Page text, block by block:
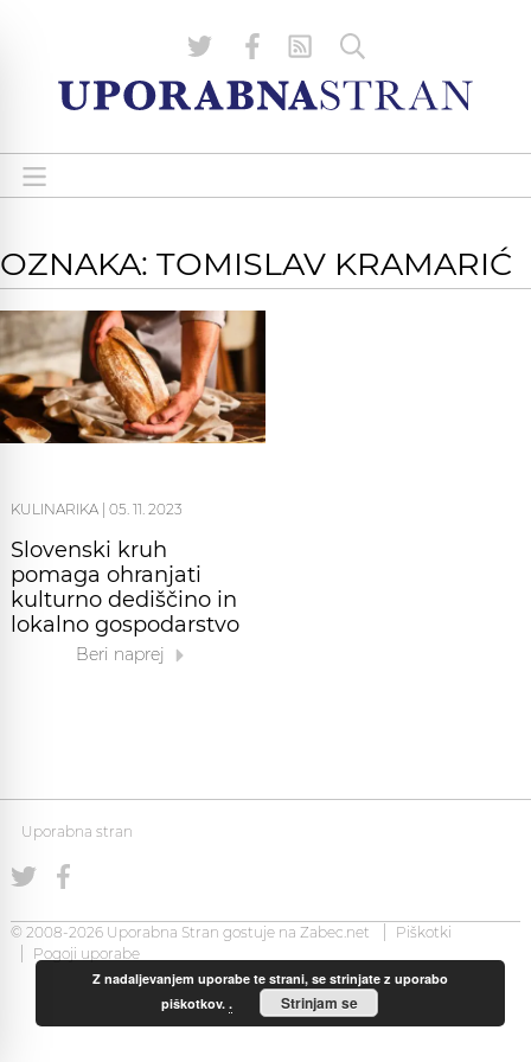
OZNAKA: TOMISLAV KRAMARIĆ
KULINARIKA 05. 11. 2023
Slovenski kruh
pomaga ohranjati
kulturno dediščino in
lokalno gospodarstvo
Beri naprej
Uporabna stran
© 2008-2026 Uporabna Stran gostuje na Zabec.net
Piškotki
Pogoji uporabe
Z nadaljevanjem uporabe te strani, se strinjate z uporabo
piškotkov.. Strinjam se